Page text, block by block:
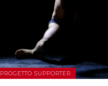
PROGETTO SUPPORTER
SCOPRI DI PIÙ